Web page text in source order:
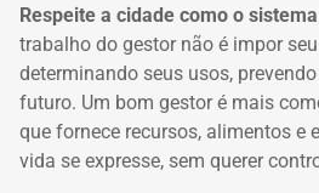
Respeite a cidade como o
trabalho do gestor não é impor
determinando seus usos,
futuro. Um bom gestor é mais
que fornece recursos, alimentos e
vida se expresse, sem querer